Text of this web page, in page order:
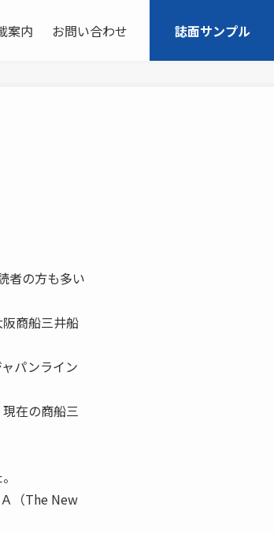
案内 お問い合わせ 誌面サンプル
者の方も多い
商船三井船
パンライン
在の商船三
（The New